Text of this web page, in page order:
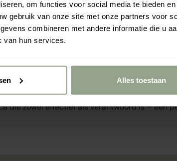
om functies voor social media te bieden en
gebruik van onze site met onze partners voor
combineren met andere informatie die u
van hun services.
Alles toestaan
Alle formules worden gemaakt in een
dier en natuur.
producten, vrij van microplastics,
en huidvriendelijke ingrediënten
en dragen hetLeaping Bunny-keurmerk, wat
van verzorgingsproducten die eerlijk, puur en
die zowel effectief als verantwoord is – een